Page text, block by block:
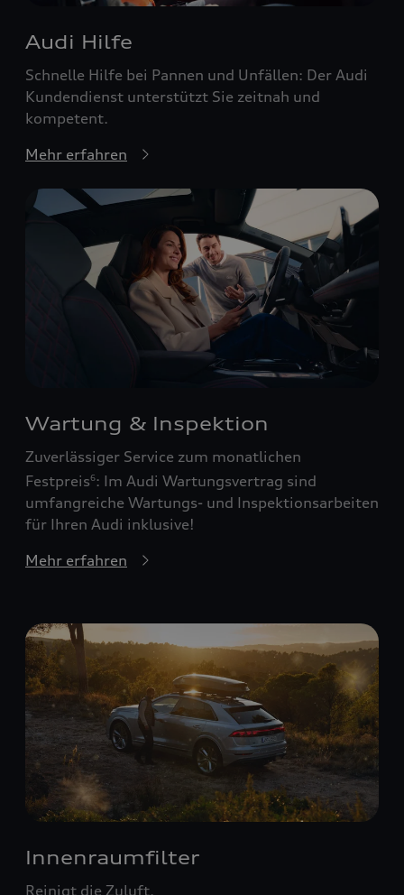
Audi Hilfe
Schnelle Hilfe bei Pannen und Unfällen: Der Audi
Kundendienst unterstützt Sie zeitnah und
kompetent.
Mehr erfahren
Wartung & Inspektion
Zuverlässiger Service zum monatlichen
Festpreis6: Im Audi Wartungsvertrag sind
umfangreiche Wartungs- und Inspektionsarbeiten
für Ihren Audi inklusive!
Mehr erfahren
Innenraumfilter
Reinigt die Zuluft.